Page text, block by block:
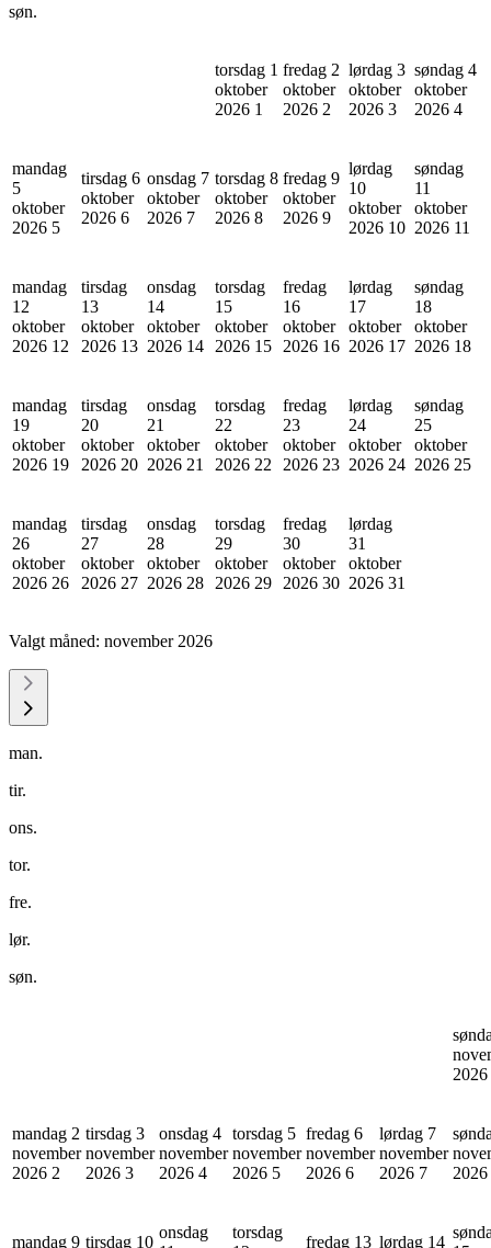
søn.
torsdag 1
oktober
2026 1
fredag 2
oktober
2026 2
lørdag 3
oktober
2026 3
søndag 4
oktober
2026 4
mandag
5
oktober
2026 5
tirsdag 6
oktober
2026 6
onsdag 7
oktober
2026 7
torsdag 8
oktober
2026 8
fredag 9
oktober
2026 9
lørdag
10
oktober
2026 10
søndag
11
oktober
2026 11
mandag
12
oktober
2026 12
tirsdag
13
oktober
2026 13
onsdag
14
oktober
2026 14
torsdag
15
oktober
2026 15
fredag
16
oktober
2026 16
lørdag
17
oktober
2026 17
søndag
18
oktober
2026 18
mandag
19
oktober
2026 19
tirsdag
20
oktober
2026 20
onsdag
21
oktober
2026 21
torsdag
22
oktober
2026 22
fredag
23
oktober
2026 23
lørdag
24
oktober
2026 24
søndag
25
oktober
2026 25
mandag
26
oktober
2026 26
tirsdag
27
oktober
2026 27
onsdag
28
oktober
2026 28
torsdag
29
oktober
2026 29
fredag
30
oktober
2026 30
lørdag
31
oktober
2026 31
Valgt måned: november 2026
man.
tir.
ons.
tor.
fre.
lør.
søn.
2026
mandag 2
november
2026 2
tirsdag 3
november
2026 3
onsdag 4
november
2026 4
torsdag 5
november
2026 5
fredag 6
november
2026 6
lørdag 7
november
2026 7
2026
mandag 9 tirsdag 10
onsdag
torsdag
fredag 13 lørdag 14